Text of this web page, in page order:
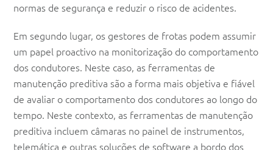
normas de segurança e reduzir o risco de acidentes.
Em segundo lugar, os gestores de frotas podem assumir
um papel proactivo na monitorização do comportamento
dos condutores. Neste caso, as ferramentas de
manutenção preditiva são a forma mais objetiva e fiável
de avaliar o comportamento dos condutores ao longo do
tempo. Neste contexto, as ferramentas de manutenção
preditiva incluem câmaras no painel de instrumentos,
telemática e outras soluções de software a bordo dos